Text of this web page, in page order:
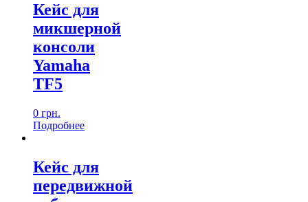
Кейс для
микшерной
консоли
Yamaha
TF5
0 грн.
Подробнеe
Кейс для
передвижной